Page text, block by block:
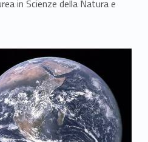
in Scienze della Natura e